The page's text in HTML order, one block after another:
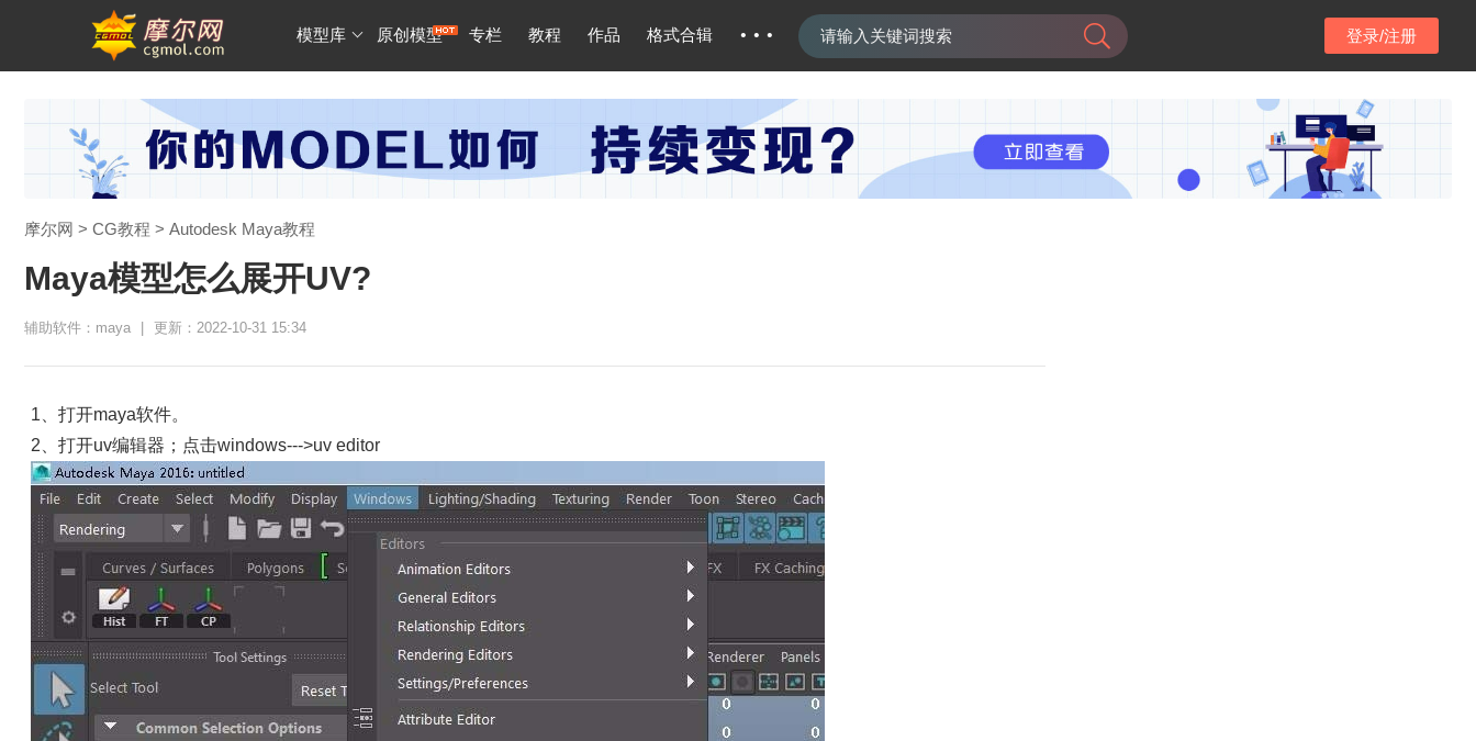
模型库 原创模型 专栏 教程 作品 格式合辑 ··· 登录/注册
摩尔网 > CG教程 > Autodesk Maya教程
Maya模型怎么展开UV?
辅助软件：maya 更新：2022-10-31 15:34
1、打开maya软件。
2、打开uv编辑器；点击windows--->uv editor